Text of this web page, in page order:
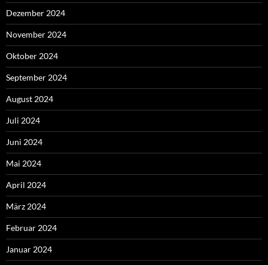
Dezember 2024
November 2024
Oktober 2024
September 2024
August 2024
Juli 2024
Juni 2024
Mai 2024
April 2024
März 2024
Februar 2024
Januar 2024